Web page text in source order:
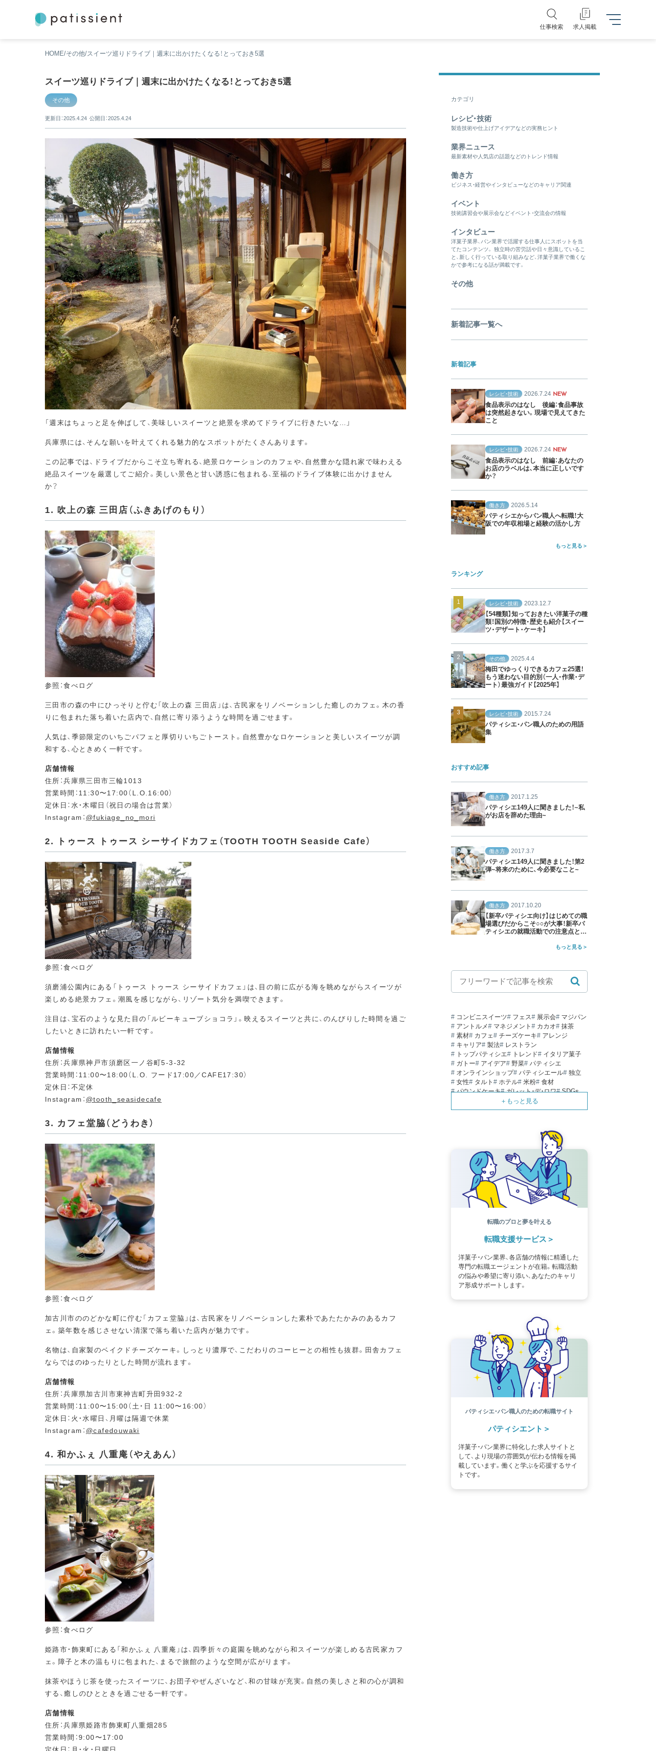
仕事検索 求人掲載
HOME その他 スイーツ巡りドライブ｜週末に出かけたくなる！とっておき5選
スイーツ巡りドライブ｜週末に出かけたくなる！とっておき5選
その他
更新日：2025.4.24 公開日：2025.4.24
「週末はちょっと足を伸ばして、美味しいスイーツと絶景を求めてドライブに行きたいな…」
兵庫県には、そんな願いを叶えてくれる魅力的なスポットがたくさんあります。
この記事では、ドライブだからこそ立ち寄れる、絶景ロケーションのカフェや、自然豊かな隠れ家で味わえる
絶品スイーツを厳選してご紹介。美しい景色と甘い誘惑に包まれる、至福のドライブ体験に出かけません
か？
1. 吹上の森 三田店（ふきあげのもり）
参照：食べログ
三田市の森の中にひっそりと佇む「吹上の森 三田店」は、古民家をリノベーションした癒しのカフェ。木の香
りに包まれた落ち着いた店内で、自然に寄り添うような時間を過ごせます。
人気は、季節限定のいちごパフェと厚切りいちごトースト。自然豊かなロケーションと美しいスイーツが調
和する、心ときめく一軒です。
店舗情報
住所：兵庫県三田市三輪1013
営業時間：11:30〜17:00（L.O.16:00）
定休日：水・木曜日（祝日の場合は営業）
Instagram： @fukiage_no_mori
2. トゥース トゥース シーサイドカフェ（TOOTH TOOTH Seaside Cafe）
参照：食べログ
須磨浦公園内にある「トゥース トゥース シーサイドカフェ」は、目の前に広がる海を眺めながらスイーツが
楽しめる絶景カフェ。潮風を感じながら、リゾート気分を満喫できます。
注目は、宝石のような見た目の「ルビーキューブショコラ」。映えるスイーツと共に、のんびりした時間を過ご
したいときに訪れたい一軒です。
店舗情報
住所：兵庫県神戸市須磨区一ノ谷町5-3-32
営業時間：11:00〜18:00（L.O. フード17:00／CAFE17:30）
定休日：不定休
Instagram： @tooth_seasidecafe
3. カフェ堂脇（どうわき）
参照：食べログ
加古川市ののどかな町に佇む「カフェ堂脇」は、古民家をリノベーションした素朴であたたかみのあるカフ
ェ。築年数を感じさせない清潔で落ち着いた店内が魅力です。
名物は、自家製のベイクドチーズケーキ。しっとり濃厚で、こだわりのコーヒーとの相性も抜群。田舎カフェ
ならではのゆったりとした時間が流れます。
店舗情報
住所：兵庫県加古川市東神吉町升田932-2
営業時間：11:00〜15:00（土・日 11:00〜16:00）
定休日：火・水曜日、月曜は隔週で休業
Instagram： @cafedouwaki
4. 和かふぇ 八重庵（やえあん）
参照：食べログ
姫路市・飾東町にある「和かふぇ 八重庵」は、四季折々の庭園を眺めながら和スイーツが楽しめる古民家カフ
ェ。障子と木の温もりに包まれた、まるで旅館のような空間が広がります。
抹茶やほうじ茶を使ったスイーツに、お団子やぜんざいなど、和の甘味が充実。自然の美しさと和の心が調和
する、癒しのひとときを過ごせる一軒です。
店舗情報
住所：兵庫県姫路市飾東町八重畑285
営業時間：9:00〜17:00
カテゴリ
レシピ・技術
製造技術や仕上げアイデアなどの実務ヒント
業界ニュース
最新素材や人気店の話題などのトレンド情報
働き方
ビジネス・経営やインタビューなどのキャリア関連
イベント
技術講習会や展示会などイベント・交流会の情報
インタビュー
洋菓子業界、パン業界で活躍する仕事人にスポットを当
てたコンテンツ。 独立時の苦労話や日々意識しているこ
と、新しく行っている取り組みなど、洋菓子業界で働くな
かで参考になる話が満載です。
その他
新着記事一覧へ
新着記事
レシピ・技術 2026.7.24 NEW
食品表示のはなし 後編：食品事故
は突然起きない。現場で見えてきた
こと
レシピ・技術 2026.7.24 NEW
食品表示のはなし 前編：あなたの
お店のラベルは、本当に正しいです
か？
働き方 2026.5.14
パティシエからパン職人へ転職！大
阪での年収相場と経験の活かし方
もっと見る
ランキング
レシピ・技術 2023.12.7
【54種類】知っておきたい洋菓子の種
類！国別の特徴・歴史も紹介【スイー
ツ・デザート・ケーキ】
その他 2025.4.4
梅田でゆっくりできるカフェ25選！
もう迷わない目的別（一人・作業・デ
ート）最強ガイド【2025年】
レシピ・技術 2015.7.24
パティシエ・パン職人のための用語
集
おすすめ記事
働き方 2017.1.25
パティシエ149人に聞きました！~私
がお店を辞めた理由~
働き方 2017.3.7
パティシエ149人に聞きました！第2
弾~将来のために、今必要なこと~
働き方 2017.10.20
【新卒パティシエ向け】はじめての職
場選びだからこそ○○が大事！新卒パ
ティシエの就職活動での注意点と
もっと見る
コンビニスイーツ フェス 展示会
マジパン
アントルメ
マネジメント カカオ
抹茶
素材
カフェ チーズケーキ
アレンジ
キャリア
製法
レストラン
トップパティシエ
トレンド
イタリア菓子
ガトー
アイデア 野菜
パティシエ
オンラインショップ
パティシエール
独立
女性
タルト ホテル 米粉
食材
パウンドケーキ
ガレット・デ・ロワ
SDGs
モンブラン
書籍紹介
基礎知識
海外 イースター
フルーツ
コンテスト
販売促進
就職活動
スイーツ
IT 業界事情
講習会
潜入レポート
クリスマス
新人パティシエ
インタビュー
アンケート
働き方
フリーランス
専門店 コロナ対策
デザイン
ウェデイングケーキ
バレンタイン
ショコラティエ
アジア
ベーカリー
ワークライフバランス
生菓子
オーブン担当
チョコレート
身体のケア
転職のプロと夢を叶える
転職支援サービス
洋菓子・パン業界、各店舗の情報に精通した
専門の転職エージェントが在籍。転職活動
の悩みや希望に寄り添い、あなたのキャリ
ア形成サポートします。
パティシエ・パン職人のための転職サイト
パティシエント
洋菓子・パン業界に特化した求人サイトと
して、より現場の雰囲気が伝わる情報を掲
載しています。働くと学ぶを応援するサイ
トです。